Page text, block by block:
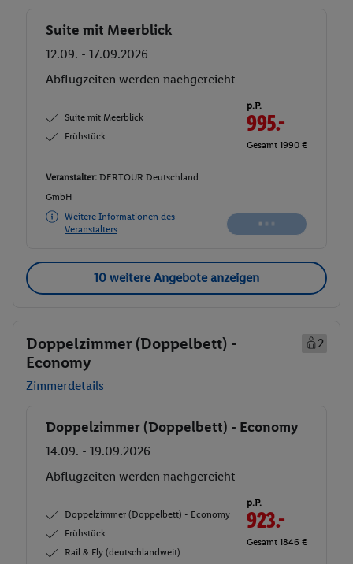
Buchen
Suite mit Meerblick
12.09. - 17.09.2026
Abflugzeiten werden nachgereicht
Suite mit Meerblick
Frühstück
p.P.
995.-
Gesamt 1990 €
Veranstalter: DERTOUR Deutschland
GmbH
Weitere Informationen des
Veranstalters
10 weitere Angebote anzeigen
Doppelzimmer (Doppelbett) -
Economy
2
Zimmerdetails
Buchen
Doppelzimmer (Doppelbett) - Economy
14.09. - 19.09.2026
Abflugzeiten werden nachgereicht
Doppelzimmer (Doppelbett) - Economy
Frühstück
Rail & Fly (deutschlandweit)
p.P.
923.-
Gesamt 1846 €